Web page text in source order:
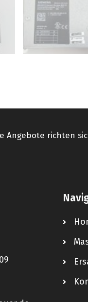
Angebote richten